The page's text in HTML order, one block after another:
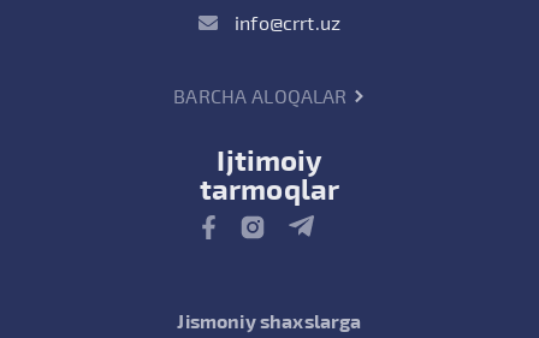
info@crrt.uz
BARCHA ALOQALAR
Ijtimoiy
tarmoqlar
Jismoniy shaxslarga